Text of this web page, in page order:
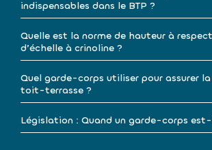
indispensables dans le BTP ?
Quelle est la norme de hauteur à
d’échelle à crinoline ?
Quel garde-corps utiliser pour assurer la
toit-terrasse ?
Législation : Quand un garde-corps